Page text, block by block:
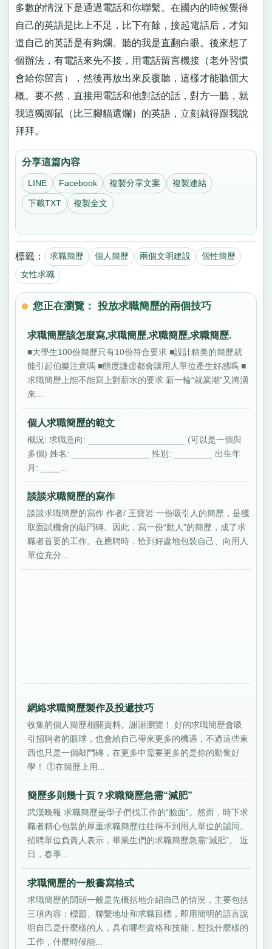
多數的情況下是通過電話和你聯繫。在國內的時候覺得
自己的英語是比上不足，比下有餘，接起電話后，才知
道自己的英語是有夠爛。聽的我是直翻白眼。後來想了
個辦法，有電話來先不接，用電話留言機接（老外習慣
會給你留言），然後再放出來反覆聽，這樣才能聽個大
概。要不然，直接用電話和他對話的話，對方一聽，就
我這獨腳鼠（比三腳貓還爛）的英語，立刻就得跟我說
拜拜。
分享這篇內容
LINE Facebook 複製分享文案 複製連結
下載TXT 複製全文
標籤： 求職簡歷 個人簡歷 兩個文明建設
個性簡歷
女性求職
您正在瀏覽： 投放求職簡歷的兩個技巧
求職簡歷該怎麼寫,求職簡歷,求職簡歷,求職簡歷.
■大學生100份簡歷只有10份符合要求 ■設計精美的簡歷就
能引起伯樂注意嗎 ■態度謙虛都會讓用人單位產生好感嗎 ■
求職簡歷上能不能寫上對薪水的要求 新一輪“就業潮”又將湧
來...
個人求職簡歷的範文
概況: 求職意向: ____________________ (可以是一個與
多個) 姓名: ________________ 性別: ________ 出生年
月: ____...
談談求職簡歷的寫作
談談求職簡歷的寫作 作者/ 王寶岩 一份吸引人的簡歷，是獲
取面試機會的敲門磚。因此，寫一份“動人”的簡歷，成了求
職者首要的工作。在應聘時，恰到好處地包裝自己、向用人
單位充分...
網絡求職簡歷製作及投遞技巧
收集的個人簡歷相關資料。謝謝瀏覽！ 好的求職簡歷會吸
引招聘者的眼球，也會給自己帶來更多的機遇，不過這些東
西也只是一個敲門磚，在更多中需要更多的是你的勤奮好
學！ ①在簡歷上用...
簡歷多則幾十頁？求職簡歷急需“減肥”
武漢晚報 求職簡歷是學子們找工作的“臉面”。然而，時下求
職者精心包裝的厚重求職簡歷往往得不到用人單位的認同。
招聘單位負責人表示，畢業生們的求職簡歷急需“減肥”。 近
日，春季...
求職簡歷的一般書寫格式
求職簡歷的開頭一般是先概括地介紹自己的情況，主要包括
三項內容：標題、聯繫地址和求職目標，即用簡明的語言說
明自己是什麼樣的人，具有哪些資格和技能，想找什麼樣的
工作，什麼時候能...